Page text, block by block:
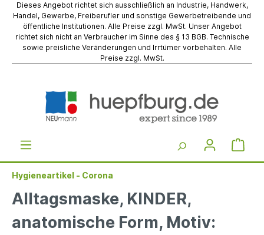
Dieses Angebot richtet sich ausschließlich an Industrie, Handwerk,
Handel, Gewerbe, Freiberufler und sonstige Gewerbetreibende und
öffentliche Institutionen. Alle Preise zzgl. MwSt. Unser Angebot
richtet sich nicht an Verbraucher im Sinne des § 13 BGB. Technische
sowie preisliche Veränderungen und Irrtümer vorbehalten. Alle
Preise zzgl. MwSt.
Hygieneartikel - Corona
Alltagsmaske, KINDER,
anatomische Form, Motiv: